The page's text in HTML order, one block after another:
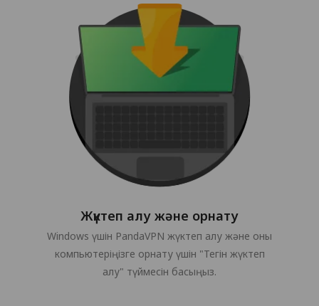
Жүктеп алу және орнату
Windows үшін PandaVPN жүктеп алу және оны
компьютеріңізге орнату үшін "Тегін жүктеп
алу" түймесін басыңыз.